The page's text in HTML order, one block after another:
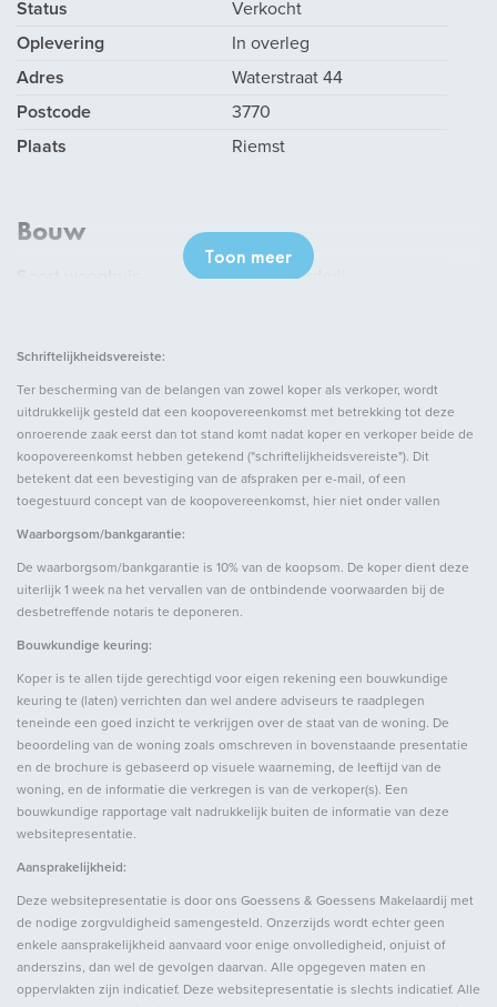
Status
Verkocht
Oplevering
In overleg
Adres
Waterstraat 44
Postcode
3770
Plaats
Riemst
Bouw
Woonboerderij,
Oppervlakten en inhoud
Woonoppervlakte
ca. 180m²
Inhoud
Indeling
Aantal kamers
4
Aantal slaapkamers
3
Aantal badkamers
1
Aantal verdiepingen
3
Voorzieningen
Natuurlijke ventilatie
Energie
Energielabel
C
Isolatie
Dubbel glas
Toon meer
Schriftelijkheidsvereiste:
Ter bescherming van de belangen van zowel koper als verkoper, wordt
uitdrukkelijk gesteld dat een koopovereenkomst met betrekking tot deze
onroerende zaak eerst dan tot stand komt nadat koper en verkoper beide de
koopovereenkomst hebben getekend ("schriftelijkheidsvereiste"). Dit
betekent dat een bevestiging van de afspraken per e-mail, of een
toegestuurd concept van de koopovereenkomst, hier niet onder vallen
Waarborgsom/bankgarantie:
De waarborgsom/bankgarantie is 10% van de koopsom. De koper dient deze
uiterlijk 1 week na het vervallen van de ontbindende voorwaarden bij de
desbetreffende notaris te deponeren.
Bouwkundige keuring:
Koper is te allen tijde gerechtigd voor eigen rekening een bouwkundige
keuring te (laten) verrichten dan wel andere adviseurs te raadplegen
teneinde een goed inzicht te verkrijgen over de staat van de woning. De
beoordeling van de woning zoals omschreven in bovenstaande presentatie
en de brochure is gebaseerd op visuele waarneming, de leeftijd van de
woning, en de informatie die verkregen is van de verkoper(s). Een
bouwkundige rapportage valt nadrukkelijk buiten de informatie van deze
websitepresentatie.
Aansprakelijkheid:
Deze websitepresentatie is door ons Goessens & Goessens Makelaardij met
de nodige zorgvuldigheid samengesteld. Onzerzijds wordt echter geen
enkele aansprakelijkheid aanvaard voor enige onvolledigheid, onjuist of
anderszins, dan wel de gevolgen daarvan. Alle opgegeven maten en
oppervlakten zijn indicatief. Deze websitepresentatie is slechts indicatief. Alle